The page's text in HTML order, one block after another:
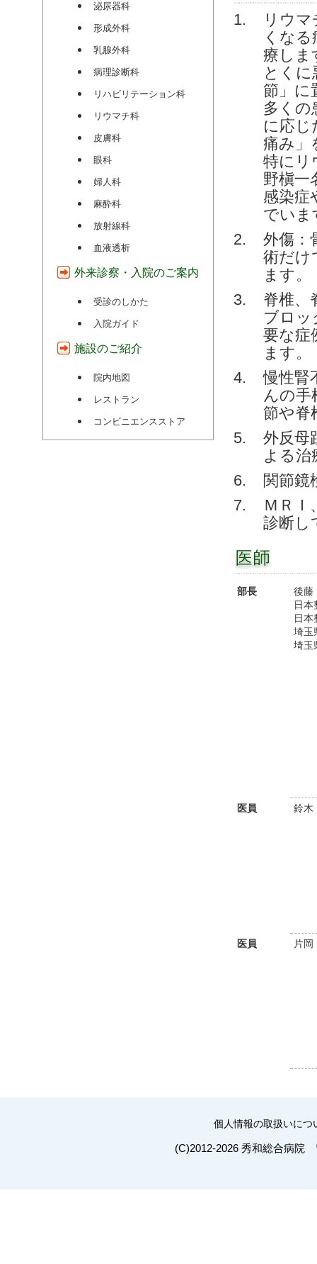
リウ
くな
療しま
とく
節」に
多くの
に応じ
痛み」
特にリ
野槇一
感染症
でいま
外傷：
術だけ
ます。
脊椎、
ブロッ
要な症
ます。
慢性腎
んの手
節や脊
外反母
よる治
関節鏡
ＭＲＩ
診断し
部長
後
日
日
埼玉
埼
医員 鈴
医員 片
泌尿器科
形成外科
乳腺外科
病理診断科
リハビリテーション科
リウマチ科
皮膚科
眼科
婦人科
麻酔科
放射線科
血液透析
外来診察・入院のご案内
受診のしかた
入院ガイド
施設のご紹介
院内地図
レストラン
コンビニエンスストア
個人情報の取扱いにつ
(C)2012-2026 秀和総合病院